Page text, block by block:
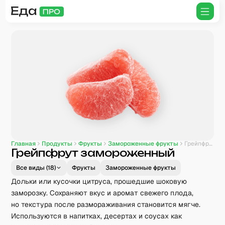
Главная Продукты Фрукты Замороженные фрукты Грейпфрут замороженный
Грейпфрут замороженный
Все виды (18) Фрукты Замороженные фрукты
Дольки или кусочки цитруса, прошедшие шоковую
заморозку. Сохраняют вкус и аромат свежего плода,
но текстура после размораживания становится мягче.
Используются в напитках, десертах и соусах как